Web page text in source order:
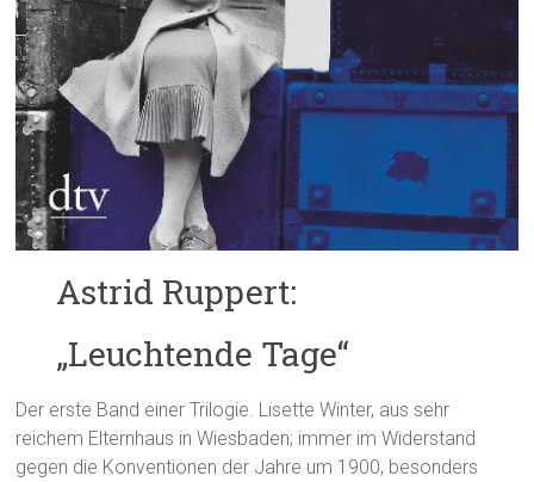
Astrid Ruppert:
„Leuchtende Tage“
Der erste Band einer Trilogie. Lisette Winter, aus sehr
reichem Elternhaus in Wiesbaden; immer im Widerstand
gegen die Konventionen der Jahre um 1900, besonders